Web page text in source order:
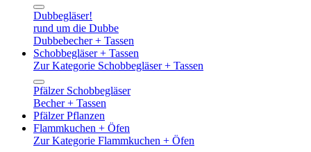
Dubbegläser!
rund um die Dubbe
Dubbebecher + Tassen
Schobbegläser + Tassen
Zur Kategorie Schobbegläser + Tassen
Pfälzer Schobbegläser
Becher + Tassen
Pfälzer Pflanzen
Flammkuchen + Öfen
Zur Kategorie Flammkuchen + Öfen